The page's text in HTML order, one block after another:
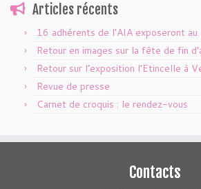
Articles récents
16 adhérents de l’AIA exposeront
Retour en images sur la fête de fin
Retour sur l’exposition l’Etincelle à
Revue de presse
Carnet de croquis : le rendez-vous
Contacts